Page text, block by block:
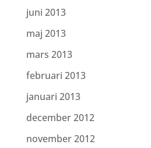
juni 2013
maj 2013
mars 2013
februari 2013
januari 2013
december 2012
november 2012